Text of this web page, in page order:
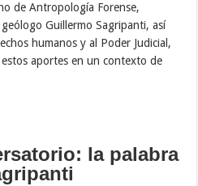
de Antropología Forense,
Guillermo Sagripanti, así
humanos y al Poder Judicial,
aportes en un contexto de
la palabra